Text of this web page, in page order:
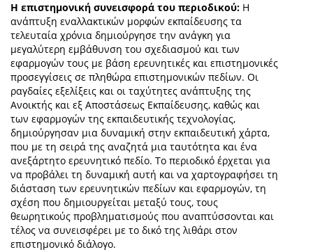
Η επιστημονική συνεισφορά του περιοδικού: Η
ανάπτυξη εναλλακτικών μορφών εκπαίδευσης τα
τελευταία χρόνια δημιούργησε την ανάγκη για
μεγαλύτερη εμβάθυνση του σχεδιασμού και των
εφαρμογών τους με βάση ερευνητικές και επιστημονικές
προσεγγίσεις σε πληθώρα επιστημονικών πεδίων. Οι
ραγδαίες εξελίξεις και οι ταχύτητες ανάπτυξης της
Ανοικτής και εξ Αποστάσεως Εκπαίδευσης, καθώς και
των εφαρμογών της εκπαιδευτικής τεχνολογίας,
δημιούργησαν μια δυναμική στην εκπαιδευτική χάρτα,
που με τη σειρά της αναζητά μια ταυτότητα και ένα
ανεξάρτητο ερευνητικό πεδίο. Το περιοδικό έρχεται για
να προβάλει τη δυναμική αυτή και να χαρτογραφήσει τη
διάσταση των ερευνητικών πεδίων και εφαρμογών, τη
σχέση που δημιουργείται μεταξύ τους, τους
θεωρητικούς προβληματισμούς που αναπτύσσονται και
τέλος να συνεισφέρει με το δικό της λιθάρι στον
επιστημονικό διάλογο.